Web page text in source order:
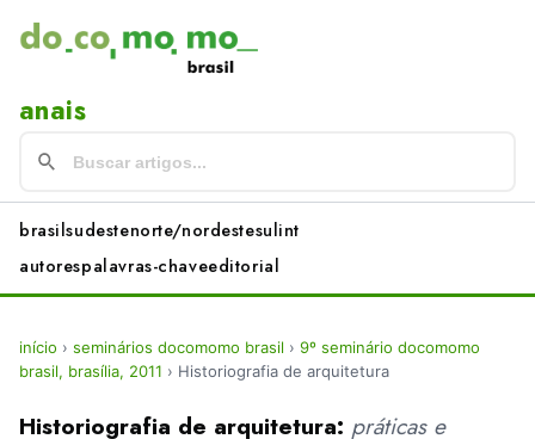
anais
brasilsudestenorte/nordestesulint
autorespalavras-chaveeditorial
início › seminários docomomo brasil › 9º seminário docomomo
brasil, brasília, 2011 › Historiografia de arquitetura
Historiografia de arquitetura: práticas e